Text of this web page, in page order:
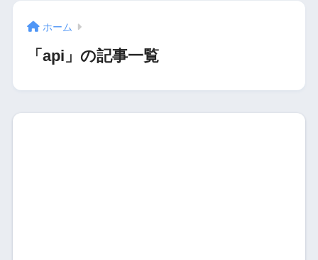
ホーム
「api」の記事一覧